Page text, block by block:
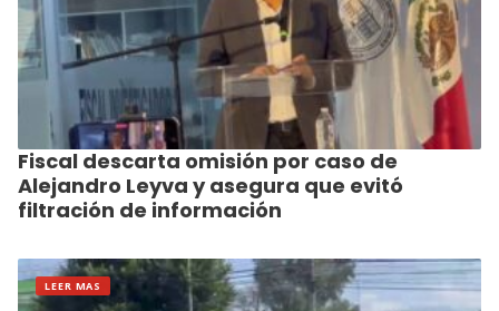
Fiscal descarta omisión por caso de
Alejandro Leyva y asegura que evitó
filtración de información
LEER MAS